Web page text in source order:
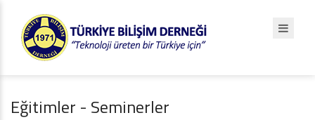
Eğitimler - Seminerler